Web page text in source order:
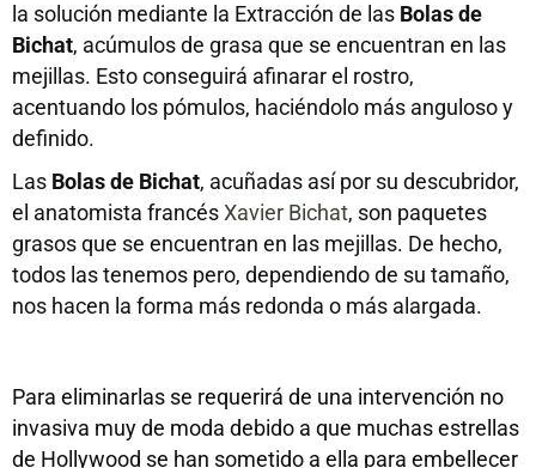
la solución mediante la Extracción de las Bolas de
Bichat, acúmulos de grasa que se encuentran en las
mejillas. Esto conseguirá afinarar el rostro,
acentuando los pómulos, haciéndolo más anguloso y
definido.
Las Bolas de Bichat, acuñadas así por su descubridor,
el anatomista francésXavier Bichat, son paquetes
grasos que se encuentran en las mejillas. De hecho,
todos las tenemos pero, dependiendo de su tamaño,
nos hacen la forma más redonda o más alargada.
Para eliminarlas se requerirá de una intervención no
invasiva muy de moda debido a que muchas estrellas
de Hollywood se han sometido a ella para embellecer